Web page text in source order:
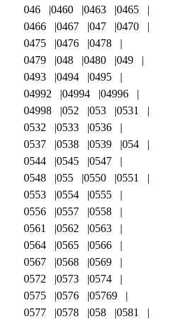
046
0460 0463
0465
0466
0467 047
0470
0475
0476
0478
0479
048 0480
049
0493
0494
0495
04992
04994
04996
04998
052 053
0531
0532
0533
0536
0537
0538 0539
054
0544
0545
0547
0548
055 0550
0551
0553
0554
0555
0556
0557
0558
0561
0562
0563
0564
0565
0566
0567
0568
0569
0572
0573
0574
0575
0576
05769
0577
0578 058
0581